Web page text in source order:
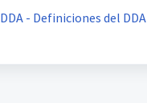
DDA - Definiciones del DDA